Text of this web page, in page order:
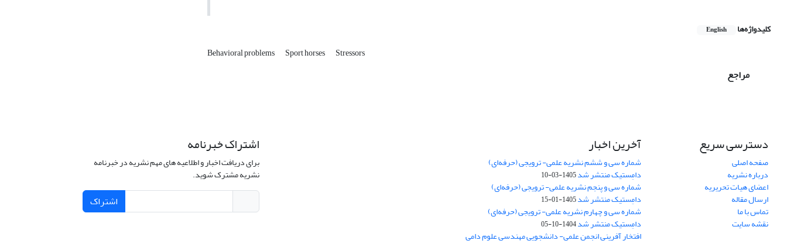
کلیدواژه‌ها English
Behavioral problems Sport horses Stressors
مراجع
دسترسی سریع
صفحه اصلی
درباره نشریه
اعضای هیات تحریریه
ارسال مقاله
تماس با ما
نقشه سایت
آخرین اخبار
شماره سی و ششم نشریه علمی- ترویجی (حرفه‌ای)
دامِستیک منتشر شد1405-03-10
شماره سی و پنجم نشریه علمی- ترویجی (حرفه‌ای)
دامِستیک منتشر شد1405-01-15
شماره سی و چهارم نشریه علمی- ترویجی (حرفه‌ای)
دامِستیک منتشر شد1404-10-05
افتخار آفرینی انجمن علمی- دانشجویی مهندسی علوم دامی
اشتراک خبرنامه
برای دریافت اخبار و اطلاعیه های مهم نشریه در خبرنامه
نشریه مشترک شوید.
اشتراک